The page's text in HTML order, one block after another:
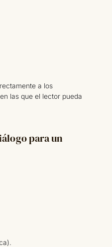
a los
las que el lector pueda
para un